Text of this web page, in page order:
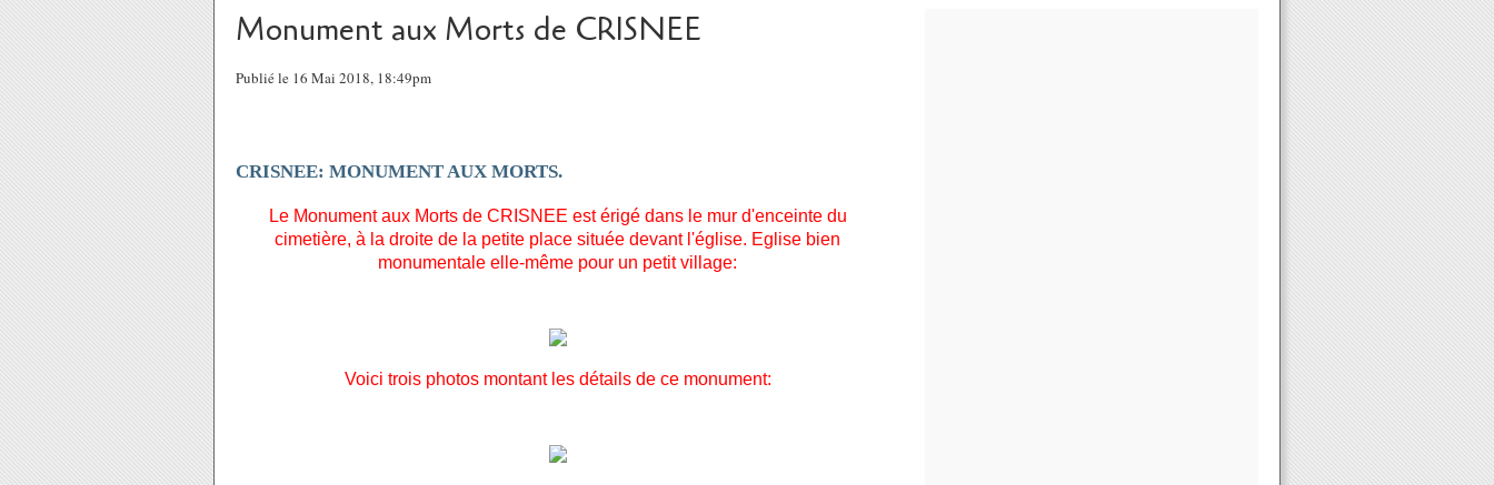
Monument aux Morts de CRISNEE
Publié le 16 Mai 2018, 18:49pm
CRISNEE: MONUMENT AUX MORTS.
Le Monument aux Morts de CRISNEE est érigé dans le mur d'enceinte du
cimetière, à la droite de la petite place située devant l'église. Eglise bien
monumentale elle-même pour un petit village:
Voici trois photos montant les détails de ce monument: